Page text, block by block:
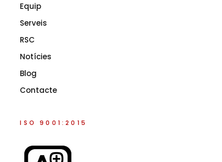
Equip
Serveis
RSC
Notícies
Blog
Contacte
ISO 9001:2015